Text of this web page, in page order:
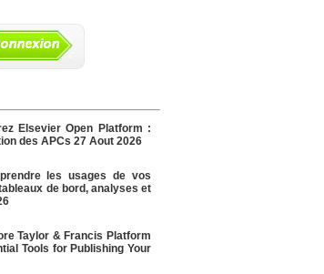
Elsevier Open Platform :
des APCs 27 Aout 2026
les usages de vos
de bord, analyses et
Taylor & Francis Platform
Tools for Publishing Your